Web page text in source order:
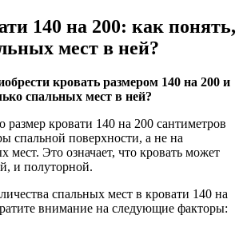
140 на 200: как понять,
мест в ней?
кровать размером 140 на 200 и
спальных мест в ней?
размер кровати 140 на 200 сантиметров
спальной поверхности, а не на
мест. Это означает, что кровать может
и полуторной.
спальных мест в кровати 140 на
внимание на следующие факторы: